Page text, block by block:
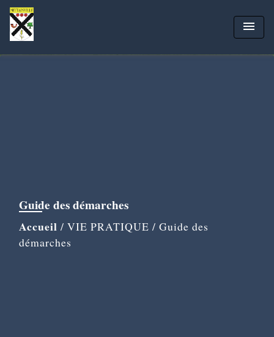
menu
Guide des démarches
Accueil / VIE PRATIQUE / Guide des
démarches